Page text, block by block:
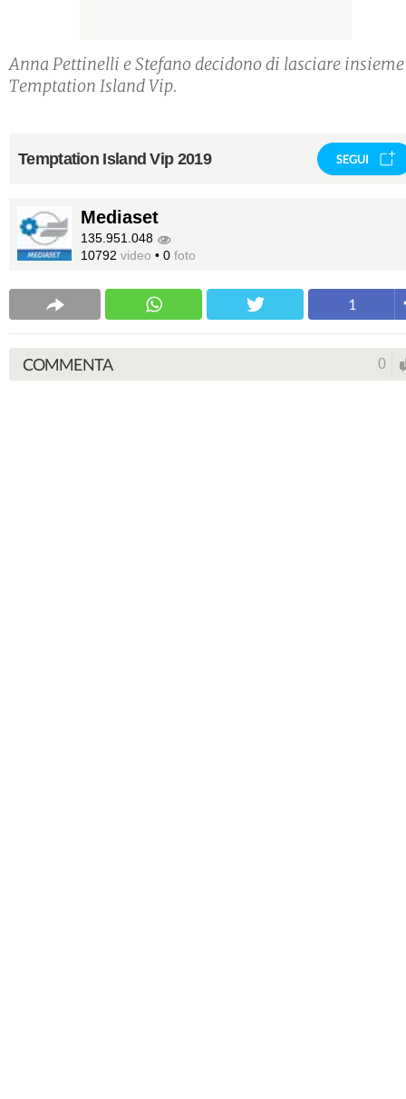
Anna Pettinelli e Stefano decidono di lasciare insieme
Temptation Island Vip.
Temptation Island Vip 2019 SEGUI
Mediaset
135.951.048
10792 video • 0 foto
1
COMMENTA 0